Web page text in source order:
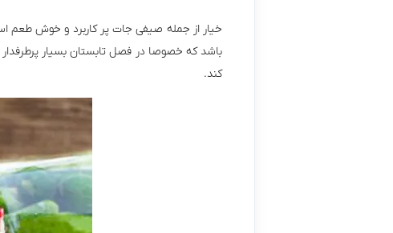
خیار از جمله صیفی جات پر کاربرد و خوش طعم
باشد که خصوصا در فصل تابستان بسیار پرطرفدار
کند.